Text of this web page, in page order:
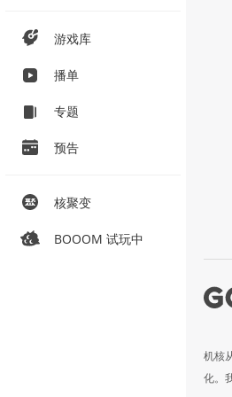
游戏库
播单
专题
预告
核聚变
BOOOM 试玩中
机核
化。